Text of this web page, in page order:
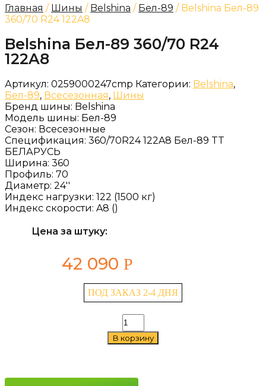
Главная / Шины / Belshina / Бел-89 / Belshina Бел-89
360/70 R24 122A8
Belshina Бел-89 360/70 R24
122A8
Артикул: 0259000247cmp Категории: Belshina,
Бел-89, Всесезонная, Шины
Бренд шины: Belshina
Модель шины: Бел-89
Сезон: Всесезонные
Спецификация: 360/70R24 122A8 Бел-89 TT
БЕЛАРУСЬ
Ширина: 360
Профиль: 70
Диаметр: 24''
Индекс нагрузки: 122 (1500 кг)
Индекс скорости: A8 ()
Цена за штуку:
42 090 Р
ПОД ЗАКАЗ 2-4 ДНЯ
Количество
товара
Belshina
122A8
В корзину